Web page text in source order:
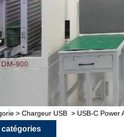
> Chargeur USB > USB-C Power
catégories